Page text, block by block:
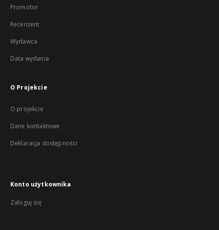
Promotor
Recenzent
Wydawca
Data wydania
O Projekcie
O projekcie
Dane kontaktowe
Deklaracja dostępności
Konto użytkownika
Zaloguj się